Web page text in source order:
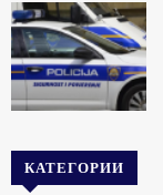
КАТЕГОРИИ